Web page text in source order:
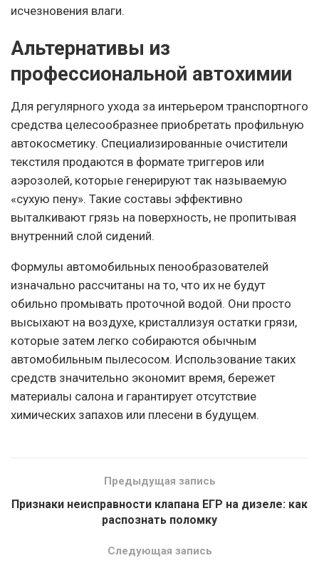
исчезновения влаги.
Альтернативы из
профессиональной автохимии
Для регулярного ухода за интерьером транспортного
средства целесообразнее приобретать профильную
автокосметику. Специализированные очистители
текстиля продаются в формате триггеров или
аэрозолей, которые генерируют так называемую
«сухую пену». Такие составы эффективно
выталкивают грязь на поверхность, не пропитывая
внутренний слой сидений.
Формулы автомобильных пенообразователей
изначально рассчитаны на то, что их не будут
обильно промывать проточной водой. Они просто
высыхают на воздухе, кристаллизуя остатки грязи,
которые затем легко собираются обычным
автомобильным пылесосом. Использование таких
средств значительно экономит время, бережет
материалы салона и гарантирует отсутствие
химических запахов или плесени в будущем.
Предыдущая запись
Признаки неисправности клапана ЕГР на дизеле: как
распознать поломку
Следующая запись